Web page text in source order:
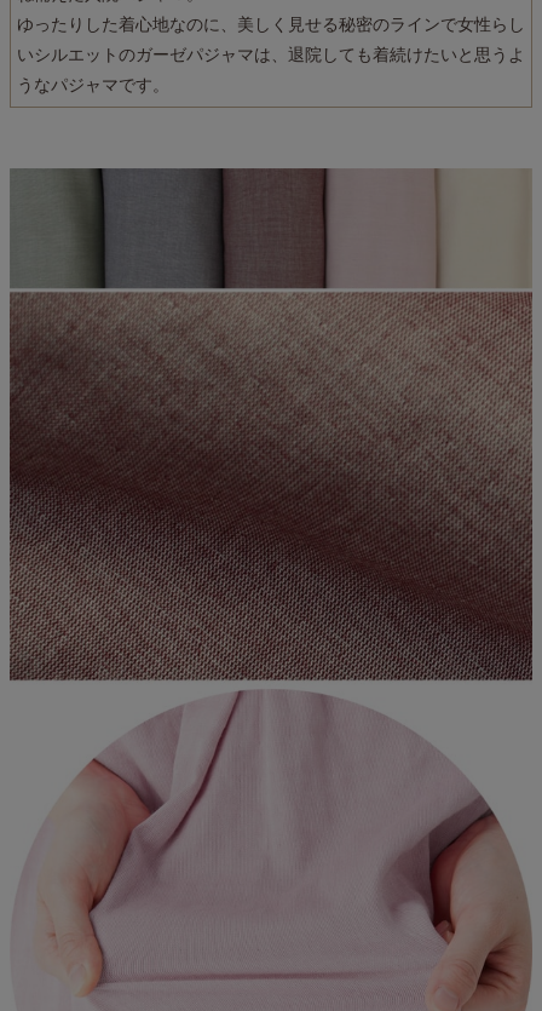
ゆったりした着心地なのに、美しく見せる秘密のラインで女性らし
いシルエットのガーゼパジャマは、退院しても着続けたいと思うよ
うなパジャマです。